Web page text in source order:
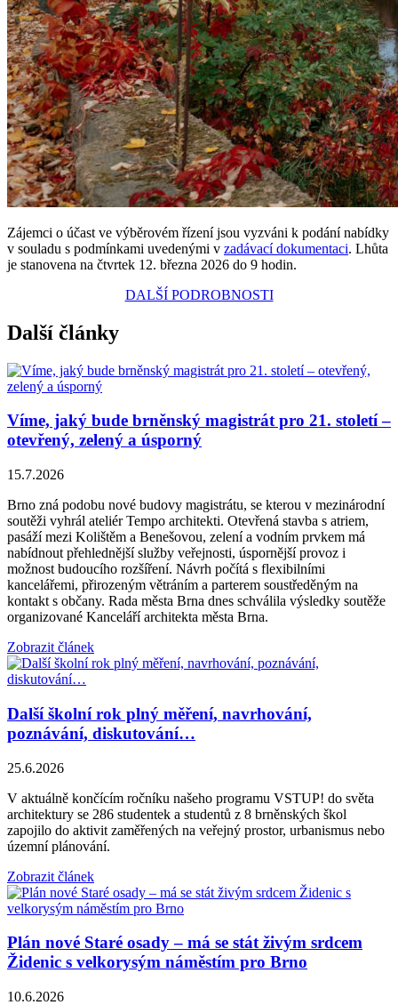
Zájemci o účast ve výběrovém řízení jsou vyzváni k podání nabídky
v souladu s podmínkami uvedenými v zadávací dokumentaci. Lhůta
je stanovena na čtvrtek 12. března 2026 do 9 hodin.
DALŠÍ PODROBNOSTI
Další články
Víme, jaký bude brněnský magistrát pro 21. století –
otevřený, zelený a úsporný
15.7.2026
Brno zná podobu nové budovy magistrátu, se kterou v mezinárodní
soutěži vyhrál ateliér Tempo architekti. Otevřená stavba s atriem,
pasáží mezi Kolištěm a Benešovou, zelení a vodním prvkem má
nabídnout přehlednější služby veřejnosti, úspornější provoz i
možnost budoucího rozšíření. Návrh počítá s flexibilními
kancelářemi, přirozeným větráním a parterem soustředěným na
kontakt s občany. Rada města Brna dnes schválila výsledky soutěže
organizované Kanceláří architekta města Brna.
Zobrazit článek
Další školní rok plný měření, navrhování,
poznávání, diskutování…
25.6.2026
V aktuálně končícím ročníku našeho programu VSTUP! do světa
architektury se 286 studentek a studentů z 8 brněnských škol
zapojilo do aktivit zaměřených na veřejný prostor, urbanismus nebo
územní plánování.
Zobrazit článek
Plán nové Staré osady – má se stát živým srdcem
Židenic s velkorysým náměstím pro Brno
10.6.2026